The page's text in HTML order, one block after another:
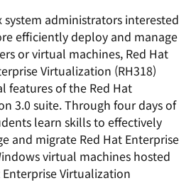
system administrators interested
efficiently deploy and manage
or virtual machines, Red Hat
Virtualization (RH318)
features of the Red Hat
3.0 suite. Through four days of
learn skills to effectively
and migrate Red Hat Enterprise
virtual machines hosted
Virtualization